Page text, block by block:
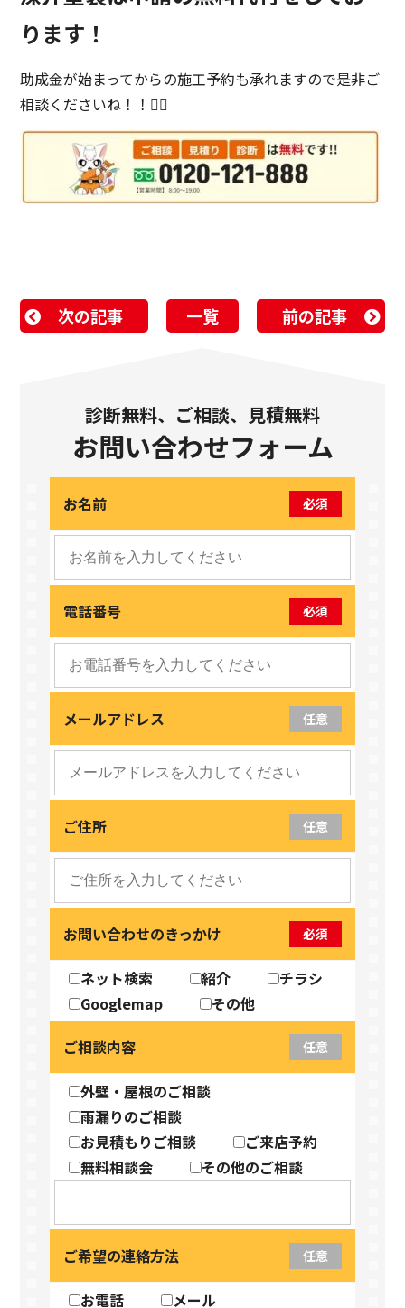
ります！
助成金が始まってからの施工予約も承れますので是非ご
相談くださいね！！ 🧚‍♀️
次の記事 一覧 前の記事
診断無料、ご相談、見積無料
お問い合わせフォーム
お名前 必須
電話番号 必須
メールアドレス 任意
ご住所 任意
お問い合わせのきっかけ 必須
ネット検索 紹介
チラシ
Googlemap
その他
ご相談内容
任意
外壁・屋根のご相談
雨漏りのご相談
お見積もりご相談
ご来店予約
無料相談会
その他のご相談
ご希望の連絡方法 任意
お電話
メール